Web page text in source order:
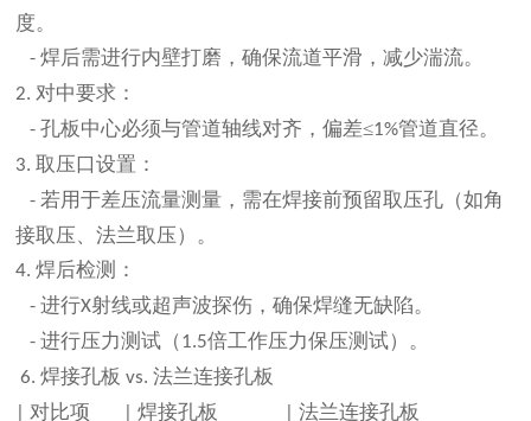
度。
-焊后需进行内壁打磨，确保流道平滑，减少湍流。
2.对中要求：
-孔板中心必须与管道轴线对齐，偏差≤1%管道直径。
3.取压口设置：
-若用于差压流量测量，需在焊接前预留取压孔（如角
接取压、法兰取压）。
4.焊后检测：
-进行X射线或超声波探伤，确保焊缝无缺陷。
-进行压力测试（1.5倍工作压力保压测试）。
6.焊接孔板vs.法兰连接孔板
|对比项 |焊接孔板 |法兰连接孔板